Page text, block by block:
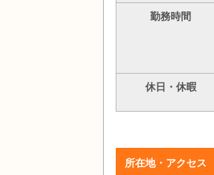
勤務時間
休日・休暇
所在地・アクセス